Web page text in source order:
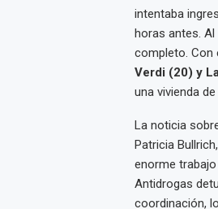
intentaba
horas antes.
completo. Con
Verdi (20) y
una vivienda
La noticia
Patricia
enorme
Antidrogas
coordinación,